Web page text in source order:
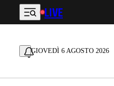
Vai al contenuto principale
LIVE
GIOVEDÌ 6 AGOSTO 2026